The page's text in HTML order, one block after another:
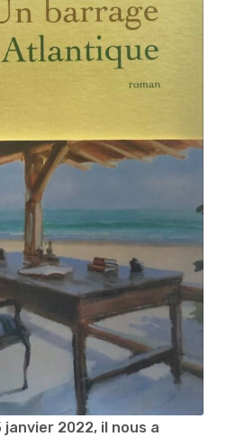
janvier 2022, il nous a